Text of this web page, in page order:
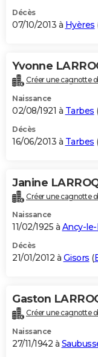
Décès
07/10/2013 à Hyères
Yvonne
Créer une cagnotte
Naissance
02/08/1921 à Tarbes
Décès
16/06/2013 à Tarbes
Janine
Créer une cagnotte
Naissance
11/02/1925 à Ancy-le-
Décès
21/01/2012 à Gisors (
Gaston
Créer une cagnotte
Naissance
27/11/1942 à